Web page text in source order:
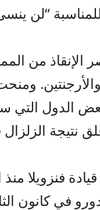
“لن
الإنقاذ من
والأرجنتين.
الدول التي
نتيجة
فنزويلا
في كانون